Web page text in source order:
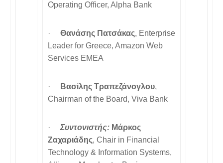
Operating Officer, Alpha Bank
· Θανάσης Πατσάκας, Enterprise
Leader for Greece, Amazon Web
Services EMEA
· Βασίλης Τραπεζάνογλου,
Chairman of the Board, Viva Bank
· Συντονιστής: Μάρκος
Ζαχαριάδης, Chair in Financial
Technology & Information Systems,